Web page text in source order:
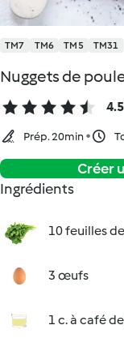
TM7 TM6 TM5 TM31
Nuggets de
4.5
Prép. 20min
Créer
Ingrédients
10 feuilles
3 œufs
1 c. à café